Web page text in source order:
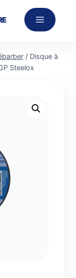
/ Disque à
Steelox